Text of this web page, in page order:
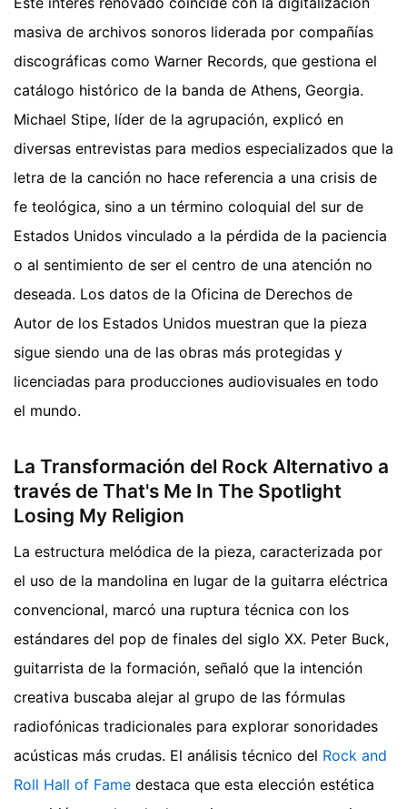
masiva de archivos sonoros liderada por compañías
discográficas como Warner Records, que gestiona el
catálogo histórico de la banda de Athens, Georgia.
Michael Stipe, líder de la agrupación, explicó en
diversas entrevistas para medios especializados que la
letra de la canción no hace referencia a una crisis de
fe teológica, sino a un término coloquial del sur de
Estados Unidos vinculado a la pérdida de la paciencia
o al sentimiento de ser el centro de una atención no
deseada. Los datos de la Oficina de Derechos de
Autor de los Estados Unidos muestran que la pieza
sigue siendo una de las obras más protegidas y
licenciadas para producciones audiovisuales en todo
el mundo.
La Transformación del Rock Alternativo a
través de That's Me In The Spotlight
Losing My Religion
La estructura melódica de la pieza, caracterizada por
el uso de la mandolina en lugar de la guitarra eléctrica
convencional, marcó una ruptura técnica con los
estándares del pop de finales del siglo XX. Peter Buck,
guitarrista de la formación, señaló que la intención
creativa buscaba alejar al grupo de las fórmulas
radiofónicas tradicionales para explorar sonoridades
acústicas más crudas. El análisis técnico del Rock and
Roll Hall of Fame destaca que esta elección estética